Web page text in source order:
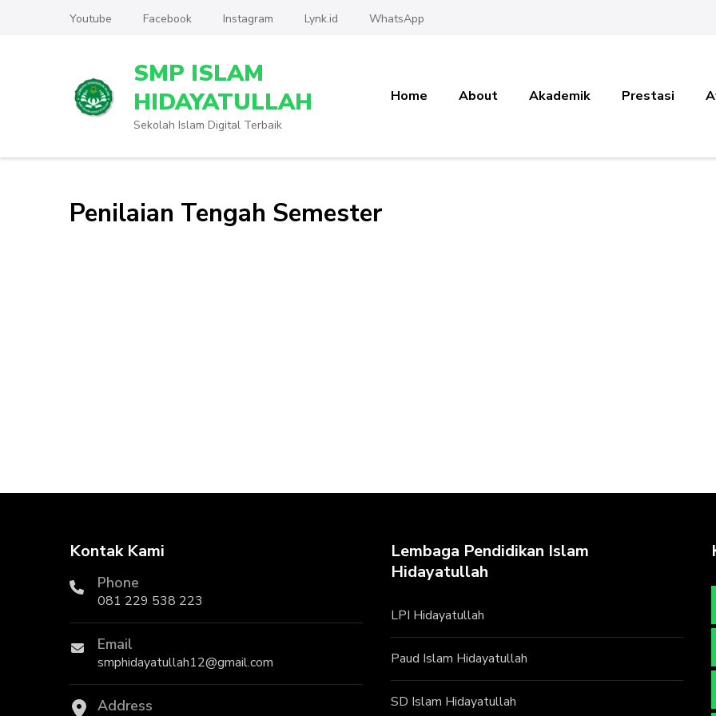
Youtube Facebook Instagram Lynk.id WhatsApp
SMP ISLAM
HIDAYATULLAH
Sekolah Islam Digital Terbaik
Home About Akademik Prestasi
Penilaian Tengah Semester
Kontak Kami
Phone
081 229 538 223
Email
smphidayatullah12@gmail.com
Address
Lembaga Pendidikan Islam
Hidayatullah
LPI Hidayatullah
Paud Islam Hidayatullah
SD Islam Hidayatullah